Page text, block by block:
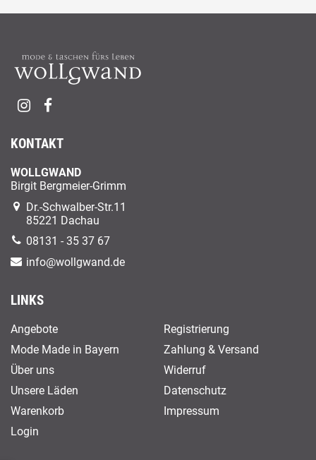
KONTAKT
WOLLGWAND
Birgit Bergmeier-Grimm
Dr.-Schwalber-Str.11
85221 Dachau
08131 - 35 37 67
info@wollgwand.de
LINKS
Angebote
Mode Made in Bayern
Über uns
Unsere Läden
Warenkorb
Login
Registrierung
Zahlung & Versand
Widerruf
Datenschutz
Impressum